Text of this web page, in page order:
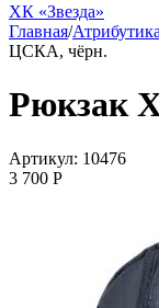
ХК «Звезда»
Главная/Атрибутика
ЦСКА, чёрн.
Рюкзак
Артикул: 10476
3 700 P